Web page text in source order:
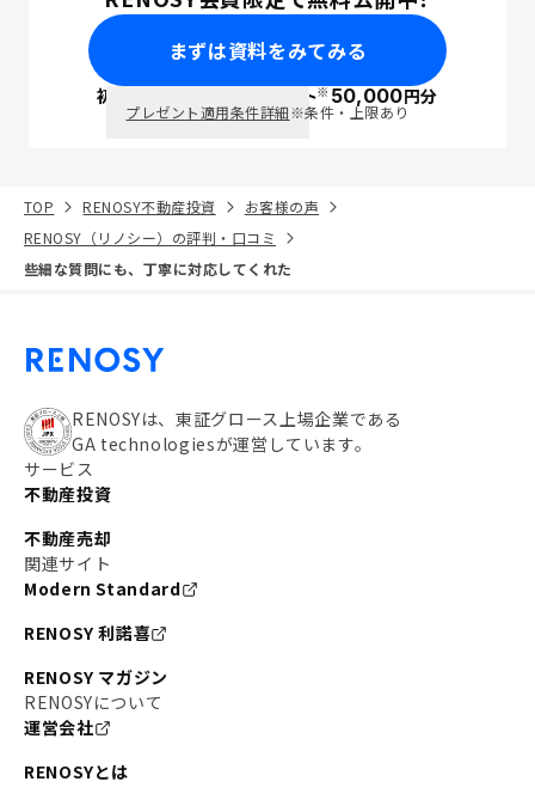
まずは資料をみてみる
初回面談で ポイント※50,000円分
プレゼント適用条件詳細※条件・上限あり
TOP RENOSY不動産投資
お客様の声
RENOSY（リノシー）の評判・口コミ
些細な質問にも、丁寧に対応してくれた
RENOSYは、東証グロース上場企業である
GA technologiesが運営しています。
サービス
不動産投資
不動産売却
関連サイト
Modern Standard
RENOSY 利諾喜
RENOSY マガジン
RENOSYについて
運営会社
RENOSYとは